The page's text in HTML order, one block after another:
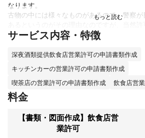
なります。
古物の中には様々なものがあるので、警察
は厳しいものとなります。
体をあきらめてしまう方もいらっしゃいます
の方が行うのはなかなか大変です。
何度も警察署や役所に通ううちに疲弊して
につかない、遅れがちになっているという事
もご相談下さい。
これまでの実績
仕事でなかなか相談に行くことが出来ない
ゃいますので、当事務所では、仕事終わりの
サービス内容・特徴
深夜酒類提供飲食店営業許可の申請書類作成
キッチンカーの営業許可の申請書類作成
喫茶店の営業許可の申請書類作成
飲食店営
料金
【書類・図面作成】飲食店営
業許可